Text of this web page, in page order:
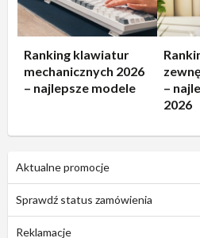
Ranking klawiatur
mechanicznych 2026
– najlepsze modele
–
2026
Aktualne promocje
Sprawdź status zamówienia
Reklamacje